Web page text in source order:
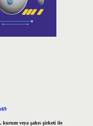
veya şahıs şirketi ile